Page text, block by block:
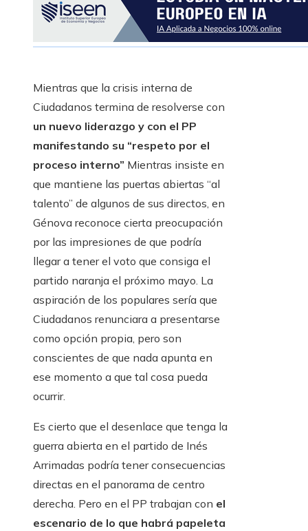
Mientras que la crisis interna de
Ciudadanos termina de resolverse con
un nuevo liderazgo y con el PP
manifestando su “respeto por el
proceso interno” Mientras insiste en
que mantiene las puertas abiertas “al
talento” de algunos de sus directos, en
Génova reconoce cierta preocupación
por las impresiones de que podría
llegar a tener el voto que consiga el
partido naranja el próximo mayo. La
aspiración de los populares sería que
Ciudadanos renunciara a presentarse
como opción propia, pero son
conscientes de que nada apunta en
ese momento a que tal cosa pueda
ocurrir.
Es cierto que el desenlace que tenga la
guerra abierta en el partido de Inés
Arrimadas podría tener consecuencias
directas en el panorama de centro
derecha. Pero en el PP trabajan con el
escenario de lo que habrá papeleta